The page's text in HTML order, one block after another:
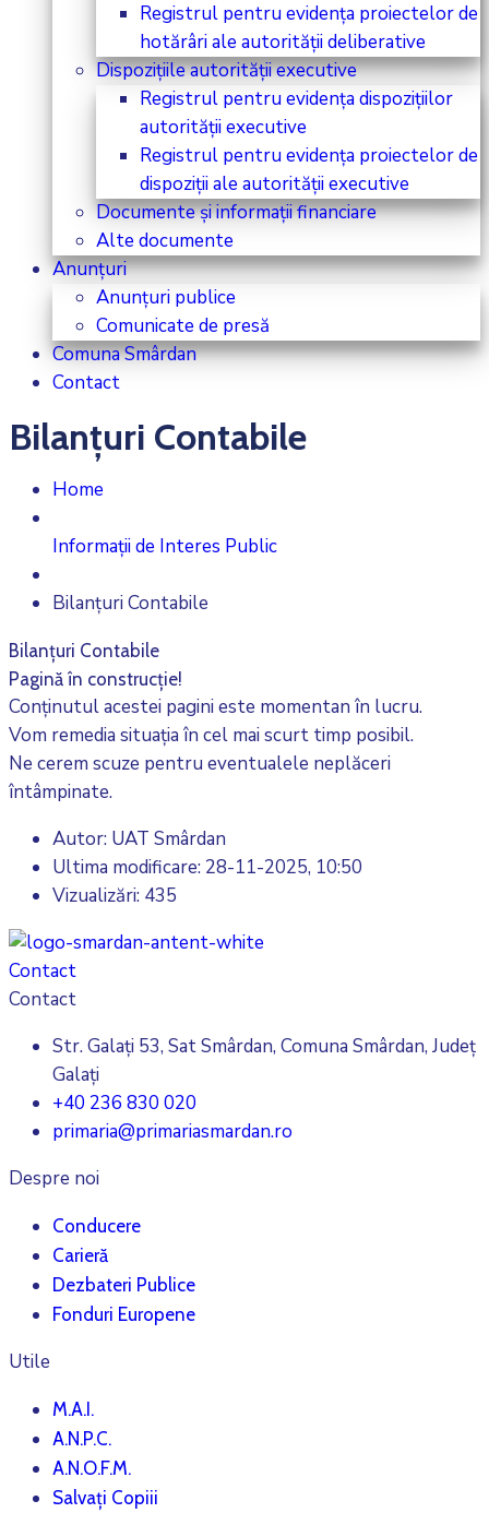
Registrul pentru evidența proiectelor de
hotărâri ale autorității deliberative
Dispozițiile autorității executive
Registrul pentru evidența dispozițiilor
autorității executive
Registrul pentru evidența proiectelor de
dispoziții ale autorității executive
Documente și informații financiare
Alte documente
Anunțuri
Anunțuri publice
Comunicate de presă
Comuna Smârdan
Contact
Bilanțuri Contabile
Home
Informații de Interes Public
Bilanțuri Contabile
Bilanțuri Contabile
Pagină în construcție!
Conținutul acestei pagini este momentan în lucru.
Vom remedia situația în cel mai scurt timp posibil.
Ne cerem scuze pentru eventualele neplăceri
întâmpinate.
Autor: UAT Smârdan
Ultima modificare: 28-11-2025, 10:50
Vizualizări: 435
Contact
Contact
Str. Galați 53, Sat Smârdan, Comuna Smârdan, Județ
Galați
+40 236 830 020
primaria@primariasmardan.ro
Despre noi
Conducere
Carieră
Dezbateri Publice
Fonduri Europene
Utile
M.A.I.
A.N.P.C.
A.N.O.F.M.
Salvați Copiii